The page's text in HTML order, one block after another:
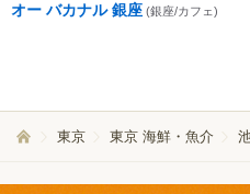
オー バカナル 銀座 (銀座/カフェ)
東京 東京 海鮮・魚介